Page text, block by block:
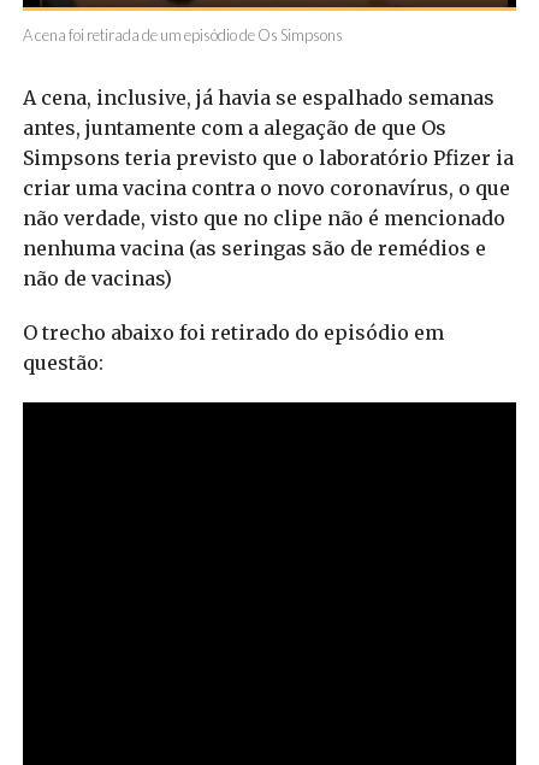
A cena foi retirada de um episódio de Os Simpsons
A cena, inclusive, já havia se espalhado semanas
antes, juntamente com a alegação de que Os
Simpsons teria previsto que o laboratório Pfizer ia
criar uma vacina contra o novo coronavírus, o que
não verdade, visto que no clipe não é mencionado
nenhuma vacina (as seringas são de remédios e
não de vacinas)
O trecho abaixo foi retirado do episódio em
questão: